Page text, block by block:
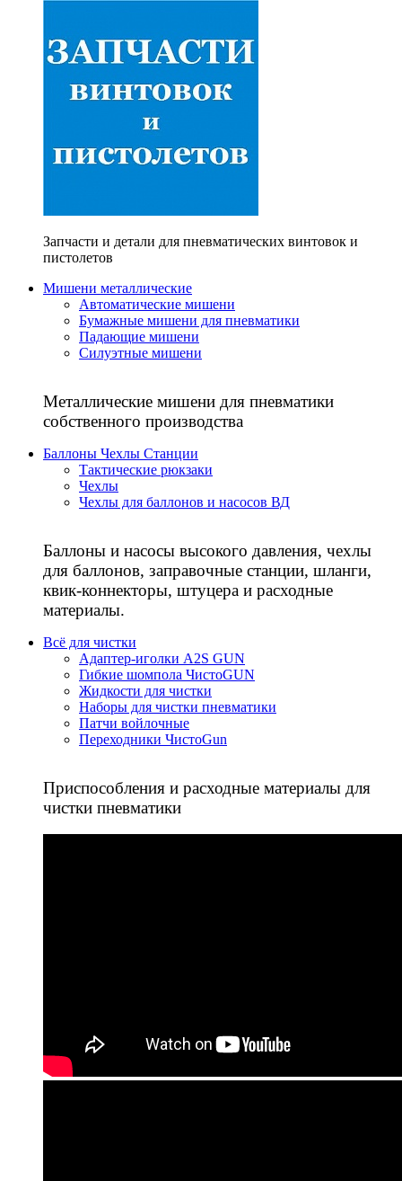
Запчасти и детали для пневматических винтовок и
пистолетов
Мишени металлические
Автоматические мишени
Бумажные мишени для пневматики
Падающие мишени
Силуэтные мишени
Металлические мишени для пневматики
собственного производства
Баллоны Чехлы Станции
Тактические рюкзаки
Чехлы
Чехлы для баллонов и насосов ВД
Баллоны и насосы высокого давления, чехлы
для баллонов, заправочные станции, шланги,
квик-коннекторы, штуцера и расходные
материалы.
Всё для чистки
Адаптер-иголки A2S GUN
Гибкие шомпола ЧистоGUN
Жидкости для чистки
Наборы для чистки пневматики
Патчи войлочные
Переходники ЧистоGun
Приспособления и расходные материалы для
чистки пневматики